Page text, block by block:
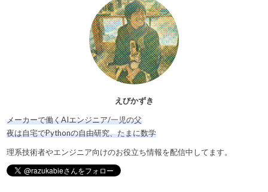
えびかずき
メーカーで働くAIエンジニア/一児の父
夜は自宅でPythonの自由研究、たまに数学
理系技術者やエンジニア向けのお役立ち情報を配信中してます。